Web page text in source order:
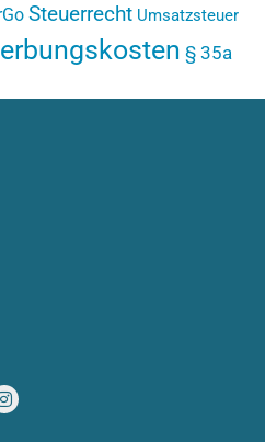
Steuerrecht Umsatzsteuer
§ 35a
Instagram